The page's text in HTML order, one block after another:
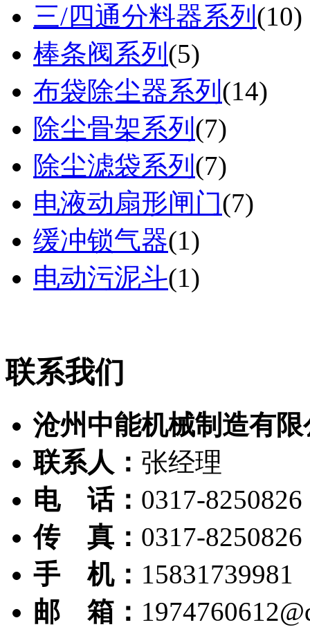
三/四通分料器系列 (10)
棒条阀系列 (5)
布袋除尘器系列 (14)
除尘骨架系列 (7)
除尘滤袋系列 (7)
电液动扇形闸门(7)
缓冲锁气器(1)
电动污泥斗(1)
联系我们
沧州中能机械制造有限
联系人： 张经理
电 话： 0317-8250826
传 真： 0317-8250826
手 机： 15831739981
邮 箱：